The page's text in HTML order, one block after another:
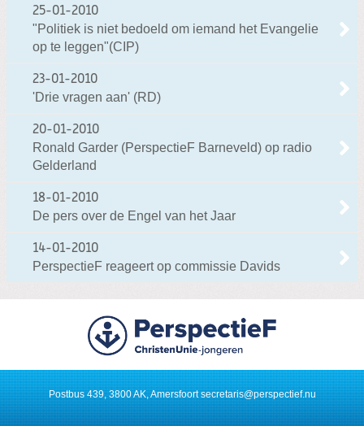
25-01-2010
"Politiek is niet bedoeld om iemand het Evangelie
op te leggen"(CIP)
23-01-2010
'Drie vragen aan' (RD)
20-01-2010
Ronald Garder (PerspectieF Barneveld) op radio
Gelderland
18-01-2010
De pers over de Engel van het Jaar
14-01-2010
PerspectieF reageert op commissie Davids
Postbus 439, 3800 AK, Amersfoortsecretaris@perspectief.nu